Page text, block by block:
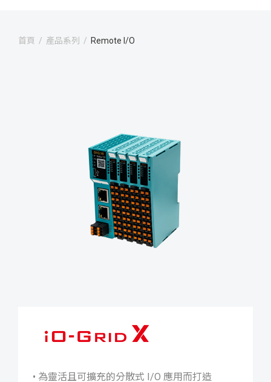
首頁 / 產品系列 / Remote I/O
• 為靈活且可擴充的分散式 I/O 應用而打造